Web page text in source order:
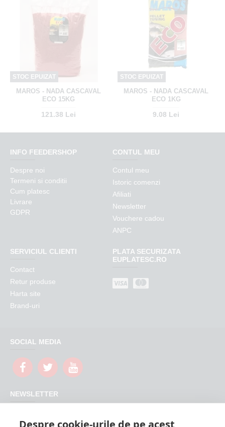
STOC EPUIZAT
MAROS - NADA CASCAVAL
ECO 15KG
121.38 Lei
STOC EPUIZAT
MAROS - NADA CASCAVAL
ECO 1KG
9.08 Lei
INFO FEEDERSHOP
Despre noi
Termeni si conditii
Cum platesc
Livrare
GDPR
CONTUL MEU
Contul meu
Istoric comenzi
Afiliati
Newsletter
Vouchere cadou
ANPC
SERVICIUL CLIENTI
Contact
Retur produse
Harta site
Brand-uri
PLATA SECURIZATA
EUPLATESC.RO
SOCIAL MEDIA
NEWSLETTER
FeederShop
Despre cookie-urile de pe acest